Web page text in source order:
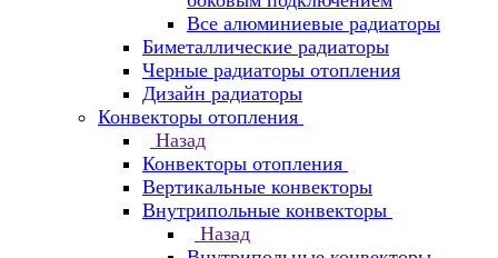
Все алюминиевые радиаторы
Биметаллические радиаторы
Черные радиаторы отопления
Дизайн радиаторы
Конвекторы отопления
Назад
Конвекторы отопления
Вертикальные конвекторы
Внутрипольные конвекторы
Назад